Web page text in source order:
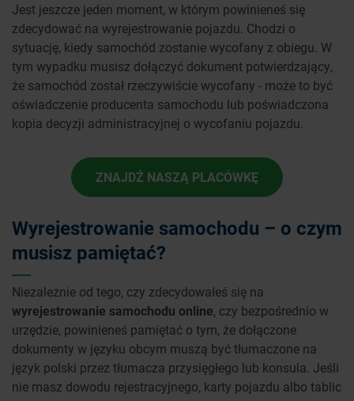
Jest jeszcze jeden moment, w którym powinieneś się
zdecydować na wyrejestrowanie pojazdu. Chodzi o
sytuację, kiedy samochód zostanie wycofany z obiegu. W
tym wypadku musisz dołączyć dokument potwierdzający,
że samochód został rzeczywiście wycofany - może to być
oświadczenie producenta samochodu lub poświadczona
kopia decyzji administracyjnej o wycofaniu pojazdu.
ZNAJDŹ NASZĄ PLACÓWKĘ
Wyrejestrowanie samochodu – o czym
musisz pamiętać?
Niezależnie od tego, czy zdecydowałeś się na
wyrejestrowanie samochodu online, czy bezpośrednio w
urzędzie, powinieneś pamiętać o tym, że dołączone
dokumenty w języku obcym muszą być tłumaczone na
język polski przez tłumacza przysięgłego lub konsula. Jeśli
nie masz dowodu rejestracyjnego, karty pojazdu albo tablic